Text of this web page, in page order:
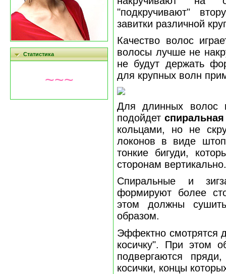
Статистика
~~~
"подкручивают"
завитки различной
Качество волос
волосы лучше не
не будут держать
для крупных волн
Для длинных волос
подойдетспиральная
кольцами, но не
локонов в виде
тонкие бигуди,
сторонам вертикально.
Спиральные и
формируют более
этом должны
образом.
Эффектно смотрятся
косичку". При этом
подвергаются
косички, концы